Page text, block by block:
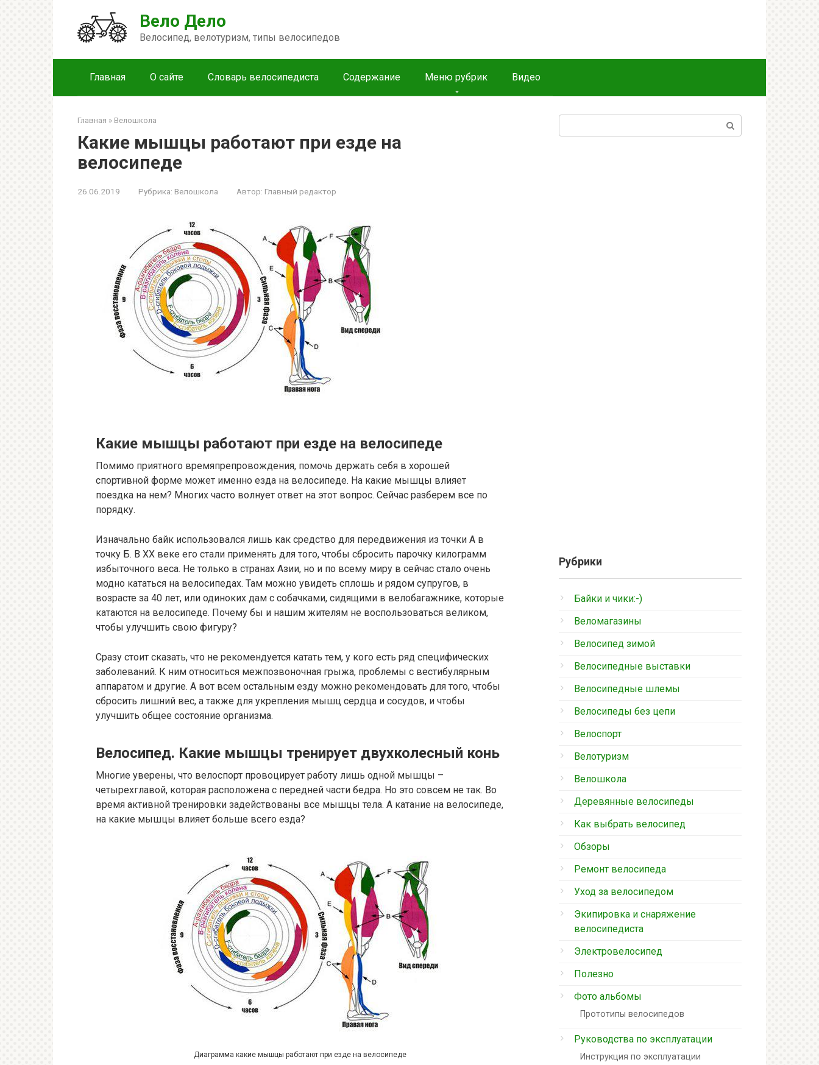
Вело Дело
Велосипед, велотуризм, типы велосипедов
Главная О сайте Словарь велосипедиста Содержание Меню рубрик Видео
Главная » Велошкола
Какие мышцы работают при езде на
велосипеде
26.06.2019 Рубрика: Велошкола Автор: Главный редактор
Какие мышцы работают при езде на велосипеде
Помимо приятного времяпрепровождения, помочь держать себя в хорошей
спортивной форме может именно езда на велосипеде. На какие мышцы влияет
поездка на нем? Многих часто волнует ответ на этот вопрос. Сейчас разберем все по
порядку.
Изначально байк использовался лишь как средство для передвижения из точки А в
точку Б. В XX веке его стали применять для того, чтобы сбросить парочку килограмм
избыточного веса. Не только в странах Азии, но и по всему миру в сейчас стало очень
модно кататься на велосипедах. Там можно увидеть сплошь и рядом супругов, в
возрасте за 40 лет, или одиноких дам с собачками, сидящими в велобагажнике, которые
катаются на велосипеде. Почему бы и нашим жителям не воспользоваться великом,
чтобы улучшить свою фигуру?
Сразу стоит сказать, что не рекомендуется катать тем, у кого есть ряд специфических
заболеваний. К ним относиться межпозвоночная грыжа, проблемы с вестибулярным
аппаратом и другие. А вот всем остальным езду можно рекомендовать для того, чтобы
сбросить лишний вес, а также для укрепления мышц сердца и сосудов, и чтобы
улучшить общее состояние организма.
Велосипед. Какие мышцы тренирует двухколесный конь
Многие уверены, что велоспорт провоцирует работу лишь одной мышцы –
четырехглавой, которая расположена с передней части бедра. Но это совсем не так. Во
время активной тренировки задействованы все мышцы тела. А катание на велосипеде,
на какие мышцы влияет больше всего езда?
Диаграмма какие мышцы работают при езде на велосипеде
Рубрики
Байки и чики:-)
Веломагазины
Велосипед зимой
Велосипедные выставки
Велосипедные шлемы
Велосипеды без цепи
Велоспорт
Велотуризм
Велошкола
Деревянные велосипеды
Как выбрать велосипед
Обзоры
Ремонт велосипеда
Уход за велосипедом
Экипировка и снаряжение
велосипедиста
Электровелосипед
Полезно
Фото альбомы
Прототипы велосипедов
Руководства по эксплуатации
Инструкция по эксплуатации